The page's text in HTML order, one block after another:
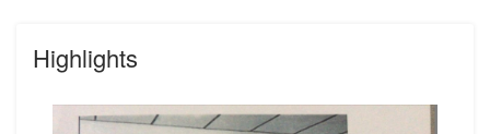
Highlights